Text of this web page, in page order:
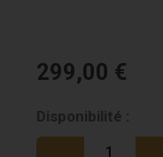
299,00 €
Disponibilité :
quantité
de